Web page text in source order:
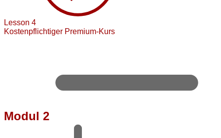
Lesson 4
Kostenpflichtiger Premium-Kurs
Modul 2